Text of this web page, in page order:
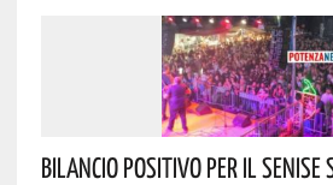
Bilancio Positivo Per Il Senise